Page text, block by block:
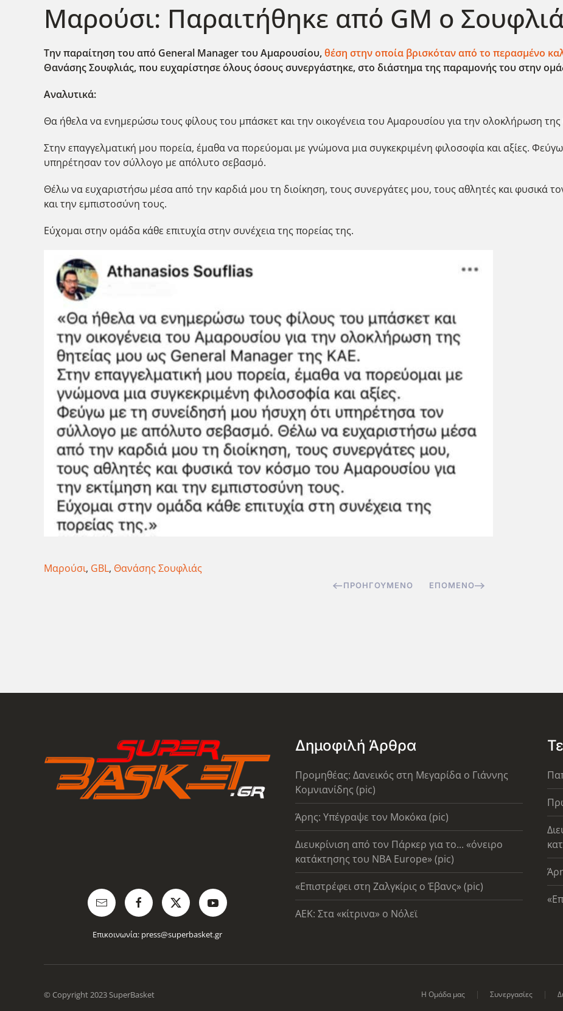
Μαρούσι: Παραιτήθηκε από GM ο
Την παραίτηση του από General Managerτου Αμαρουσίου,θέση στην οποία βρισκόταν από το περασμένο
Θανάσης Σουφλιάς, που ευχαρίστησε όλους όσους συνεργάστηκε, στο διάστημα της παραμονής του στην
Αναλυτικά:
Θα ήθελα να ενημερώσω τους φίλους του μπάσκετ και την οικογένεια του Αμαρουσίου για την ολοκλήρωση
Στην επαγγελματική μου πορεία, έμαθα να πορεύομαι με γνώμονα μια συγκεκριμένη φιλοσοφία και αξίες.
υπηρέτησαν τον σύλλογο με απόλυτο σεβασμό.
Θέλω να ευχαριστήσω μέσα από την καρδιά μου τη διοίκηση, τους συνεργάτες μου, τους αθλητές και φυσικά
και την εμπιστοσύνη τους.
Εύχομαι στην ομάδα κάθε επιτυχία στην συνέχεια της πορείας της.
Μαρούσι, GBL, Θανάσης Σουφλιάς
ΠΡΟΗΓΟΎΜΕΝΟ ΕΠΌΜΕΝΟ
Επικοινωνία: press@superbasket.gr
Δημοφιλή Άρθρα
Προμηθέας: Δανεικός στη Μεγαρίδα ο Γιάννης
Κομνιανίδης (pic)
Άρης: Υπέγραψε τον Μοκόκα (pic)
Διευκρίνιση από τον Πάρκερ για το... «όνειρο
κατάκτησης του ΝΒΑ Europe» (pic)
«Επιστρέφει στη Ζαλγκίρις ο Έβανς» (pic)
AEK: Στα «κίτρινα» ο Νόλεϊ
© Copyright 2023 SuperBasket Η Ομάδα μας Συνεργασίες